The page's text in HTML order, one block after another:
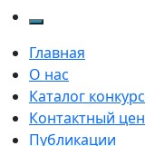
Главная
О нас
Каталог
Контактный
Публикации